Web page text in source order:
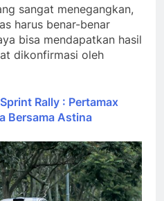
sangat menegangkan,
harus benar-benar
bisa mendapatkan hasil
dikonfirmasi oleh
Rally : Pertamax
Bersama Astina